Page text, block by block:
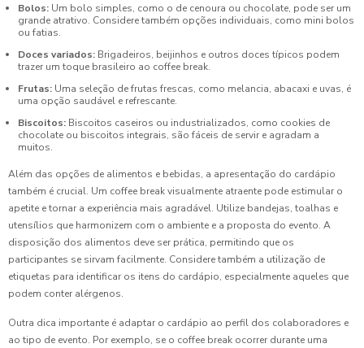
Bolos: Um bolo simples, como o de cenoura ou chocolate, pode ser um
grande atrativo. Considere também opções individuais, como mini bolos
ou fatias.
Doces variados: Brigadeiros, beijinhos e outros doces típicos podem
trazer um toque brasileiro ao coffee break.
Frutas: Uma seleção de frutas frescas, como melancia, abacaxi e uvas, é
uma opção saudável e refrescante.
Biscoitos: Biscoitos caseiros ou industrializados, como cookies de
chocolate ou biscoitos integrais, são fáceis de servir e agradam a
muitos.
Além das opções de alimentos e bebidas, a apresentação do cardápio
também é crucial. Um coffee break visualmente atraente pode estimular o
apetite e tornar a experiência mais agradável. Utilize bandejas, toalhas e
utensílios que harmonizem com o ambiente e a proposta do evento. A
disposição dos alimentos deve ser prática, permitindo que os
participantes se sirvam facilmente. Considere também a utilização de
etiquetas para identificar os itens do cardápio, especialmente aqueles que
podem conter alérgenos.
Outra dica importante é adaptar o cardápio ao perfil dos colaboradores e
ao tipo de evento. Por exemplo, se o coffee break ocorrer durante uma